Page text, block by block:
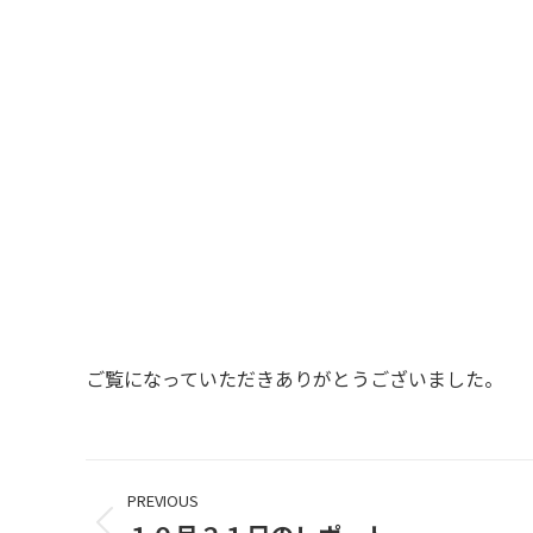
ご覧になっていただきありがとうございました。
Project
PREVIOUS